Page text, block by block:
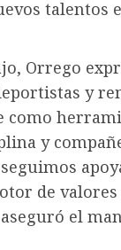
talentos
Orrego
y
como
y
seguimos
de valores
el